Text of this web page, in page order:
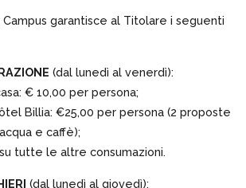
Campus garantisce al Titolare i seguenti
(dal lunedì al venerdì):
€ 10,00 per persona;
Billia: €25,00 per persona (2 proposte
e caffè);
tutte le altre consumazioni.
(dal lunedì al giovedì):